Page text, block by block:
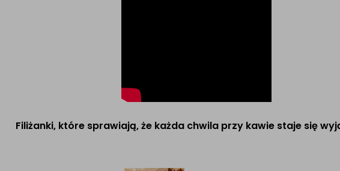
Filiżanki, które sprawiają, że każda chwila przy kawie staje się